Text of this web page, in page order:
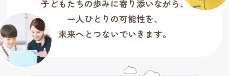
子どもたちの歩みに寄り添いながら、
一人ひとりの可能性を、
未来へとつないでいきます。